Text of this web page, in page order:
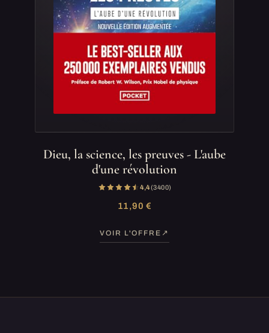
Dieu, la science, les preuves - L'aube
d'une révolution
4,4(3 400)
11,90 €
VOIR L'OFFRE